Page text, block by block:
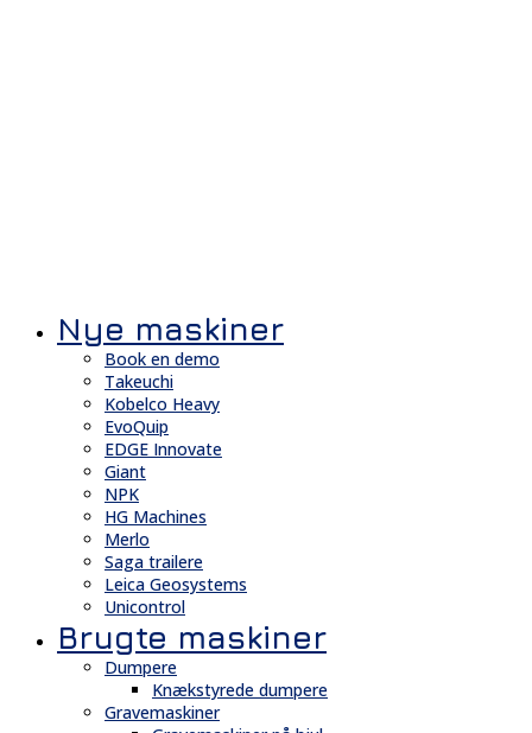
Nye maskiner
Book en demo
Takeuchi
Kobelco Heavy
EvoQuip
EDGE Innovate
Giant
NPK
HG Machines
Merlo
Saga trailere
Leica Geosystems
Unicontrol
Brugte maskiner
Dumpere
Knækstyrede dumpere
Gravemaskiner